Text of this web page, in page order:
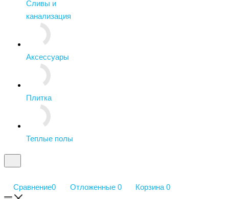
Сливы и
канализация
Аксессуары
Плитка
Теплые полы
Сравнение0 Отложенные 0 Корзина 0